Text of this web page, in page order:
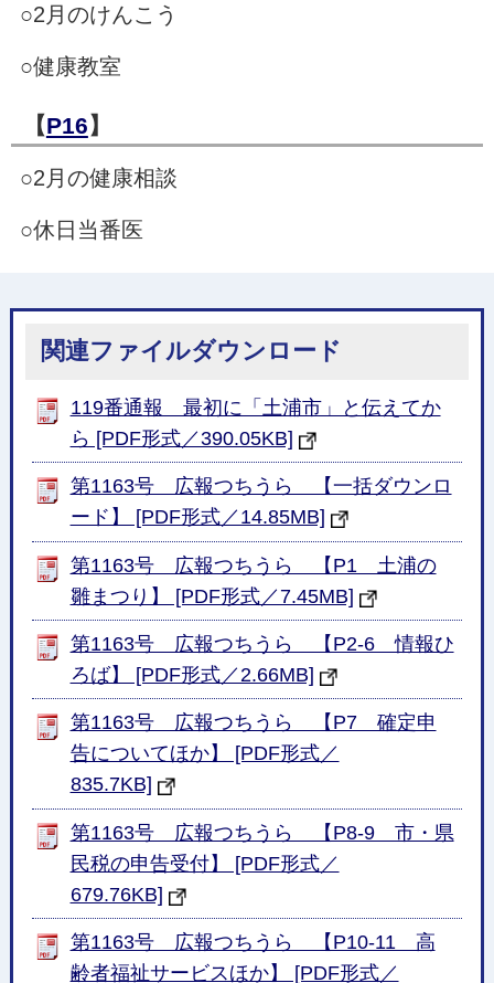
○2月のけんこう
○健康教室
【P16】
○2月の健康相談
○休日当番医
関連ファイルダウンロード
119番通報 最初に「土浦市」と伝えてか
ら [PDF形式／390.05KB]
第1163号 広報つちうら 【一括ダウンロ
ード】 [PDF形式／14.85MB]
第1163号 広報つちうら 【P1 土浦の
雛まつり】 [PDF形式／7.45MB]
第1163号 広報つちうら 【P2-6 情報ひ
ろば】 [PDF形式／2.66MB]
第1163号 広報つちうら 【P7 確定申
告についてほか】 [PDF形式／
835.7KB]
第1163号 広報つちうら 【P8-9 市・県
民税の申告受付】 [PDF形式／
679.76KB]
第1163号 広報つちうら 【P10-11 高
齢者福祉サービスほか】 [PDF形式／